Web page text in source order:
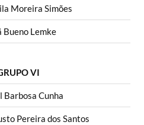
Moreira Simões
Bueno Lemke
VI
Barbosa Cunha
Pereira dos Santos